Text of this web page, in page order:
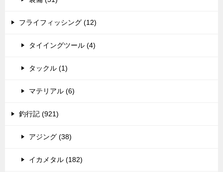
フライフィッシング (12)
タイイングツール (4)
タックル (1)
マテリアル (6)
釣行記 (921)
アジング (38)
イカメタル (182)